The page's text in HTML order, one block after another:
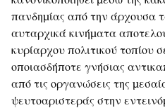
πανδημίας από την άρχουσα
αυταρχικά κινήματα
κυρίαρχου πολιτικού τοπίου
οποιασδήποτε γνήσιας
από τις οργανώσεις της
ψευτοαριστεράς στην